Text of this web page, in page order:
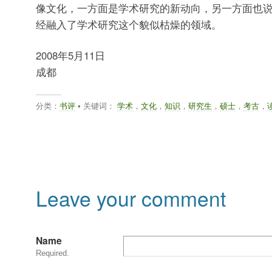
像文化，一方面是学术研究的新动向，另一方面也
经融入了学术研究这个貌似枯燥的领域。
2008年5月11日
成都
分类： 书评• 关键词： 学术， 文化， 知识 ， 研究生 ， 硕士， 考古，
Leave your comment
Name
Required.